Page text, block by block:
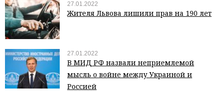
27.01.2022
Жителя Львова лишили прав на 190 лет
27.01.2022
В МИД РФ назвали неприемлемой
мысль о войне между Украиной и
Россией